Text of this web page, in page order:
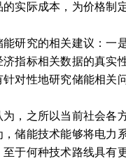
实际成本，为价格制
究的相关建议：一
指标相关数据的真
对性地研究储能相关问
之所以当前社会各
储能技术能够将电
于何种技术路线具有